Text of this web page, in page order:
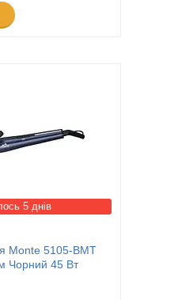
5 днів
Monte 5105-ВMT
Чорний 45 Вт